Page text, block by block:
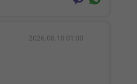
2026.08.10 01:00